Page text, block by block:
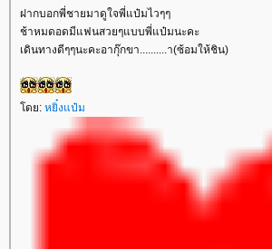
ฝากบอกพี่ชายมาดูใจพี่แป๋มไวๆๆ
ช้าหมดอดมีแฟนสวยๆแบบพี่แป๋มนะคะ
เดินทางดีๆๆนะคะอากุ๊กขา..........า(ซ้อมให้ชิน)
ดย: หยิ๋งแป๋ม